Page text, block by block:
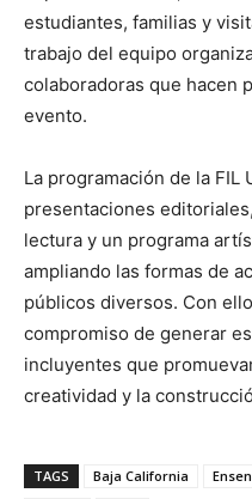
estudiantes, familias y
trabajo del equipo
colaboradoras que hacen
evento.
La programación de la FIL
presentaciones
lectura y un programa
ampliando las formas de
públicos diversos. Con
compromiso de generar
incluyentes que
creatividad y la
TAGS Baja California